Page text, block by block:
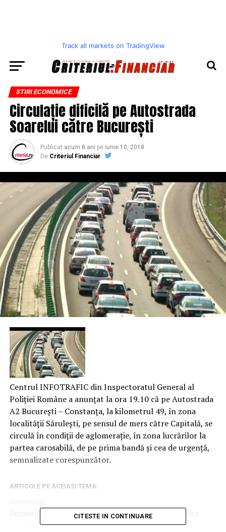
Track all markets on TradingView
STIRI ECONOMICE
Circulație dificilă pe Autostrada
Soarelui către București
Publicat acum 8 ani pe iunie 10, 2018
De Criteriul Financiar
Centrul INFOTRAFIC din Inspectoratul General al
Poliţiei Române a anunțat la ora 19.10 că pe Autostrada
A2 Bucureşti – Constanţa, la kilometrul 49, în zona
localităţii Săruleşti, pe sensul de mers către Capitală, se
circulă în condiţii de aglomeraţie, în zona lucrărilor la
partea carosabilă, de pe prima bandă şi cea de urgenţă,
semnalizate corespunzător.
ARTICOLE PE ACEIASI TEMA:
Uniunea Europeană va ajuta Iordania cu 20 mil. euro
CITESTE IN CONTINUARE